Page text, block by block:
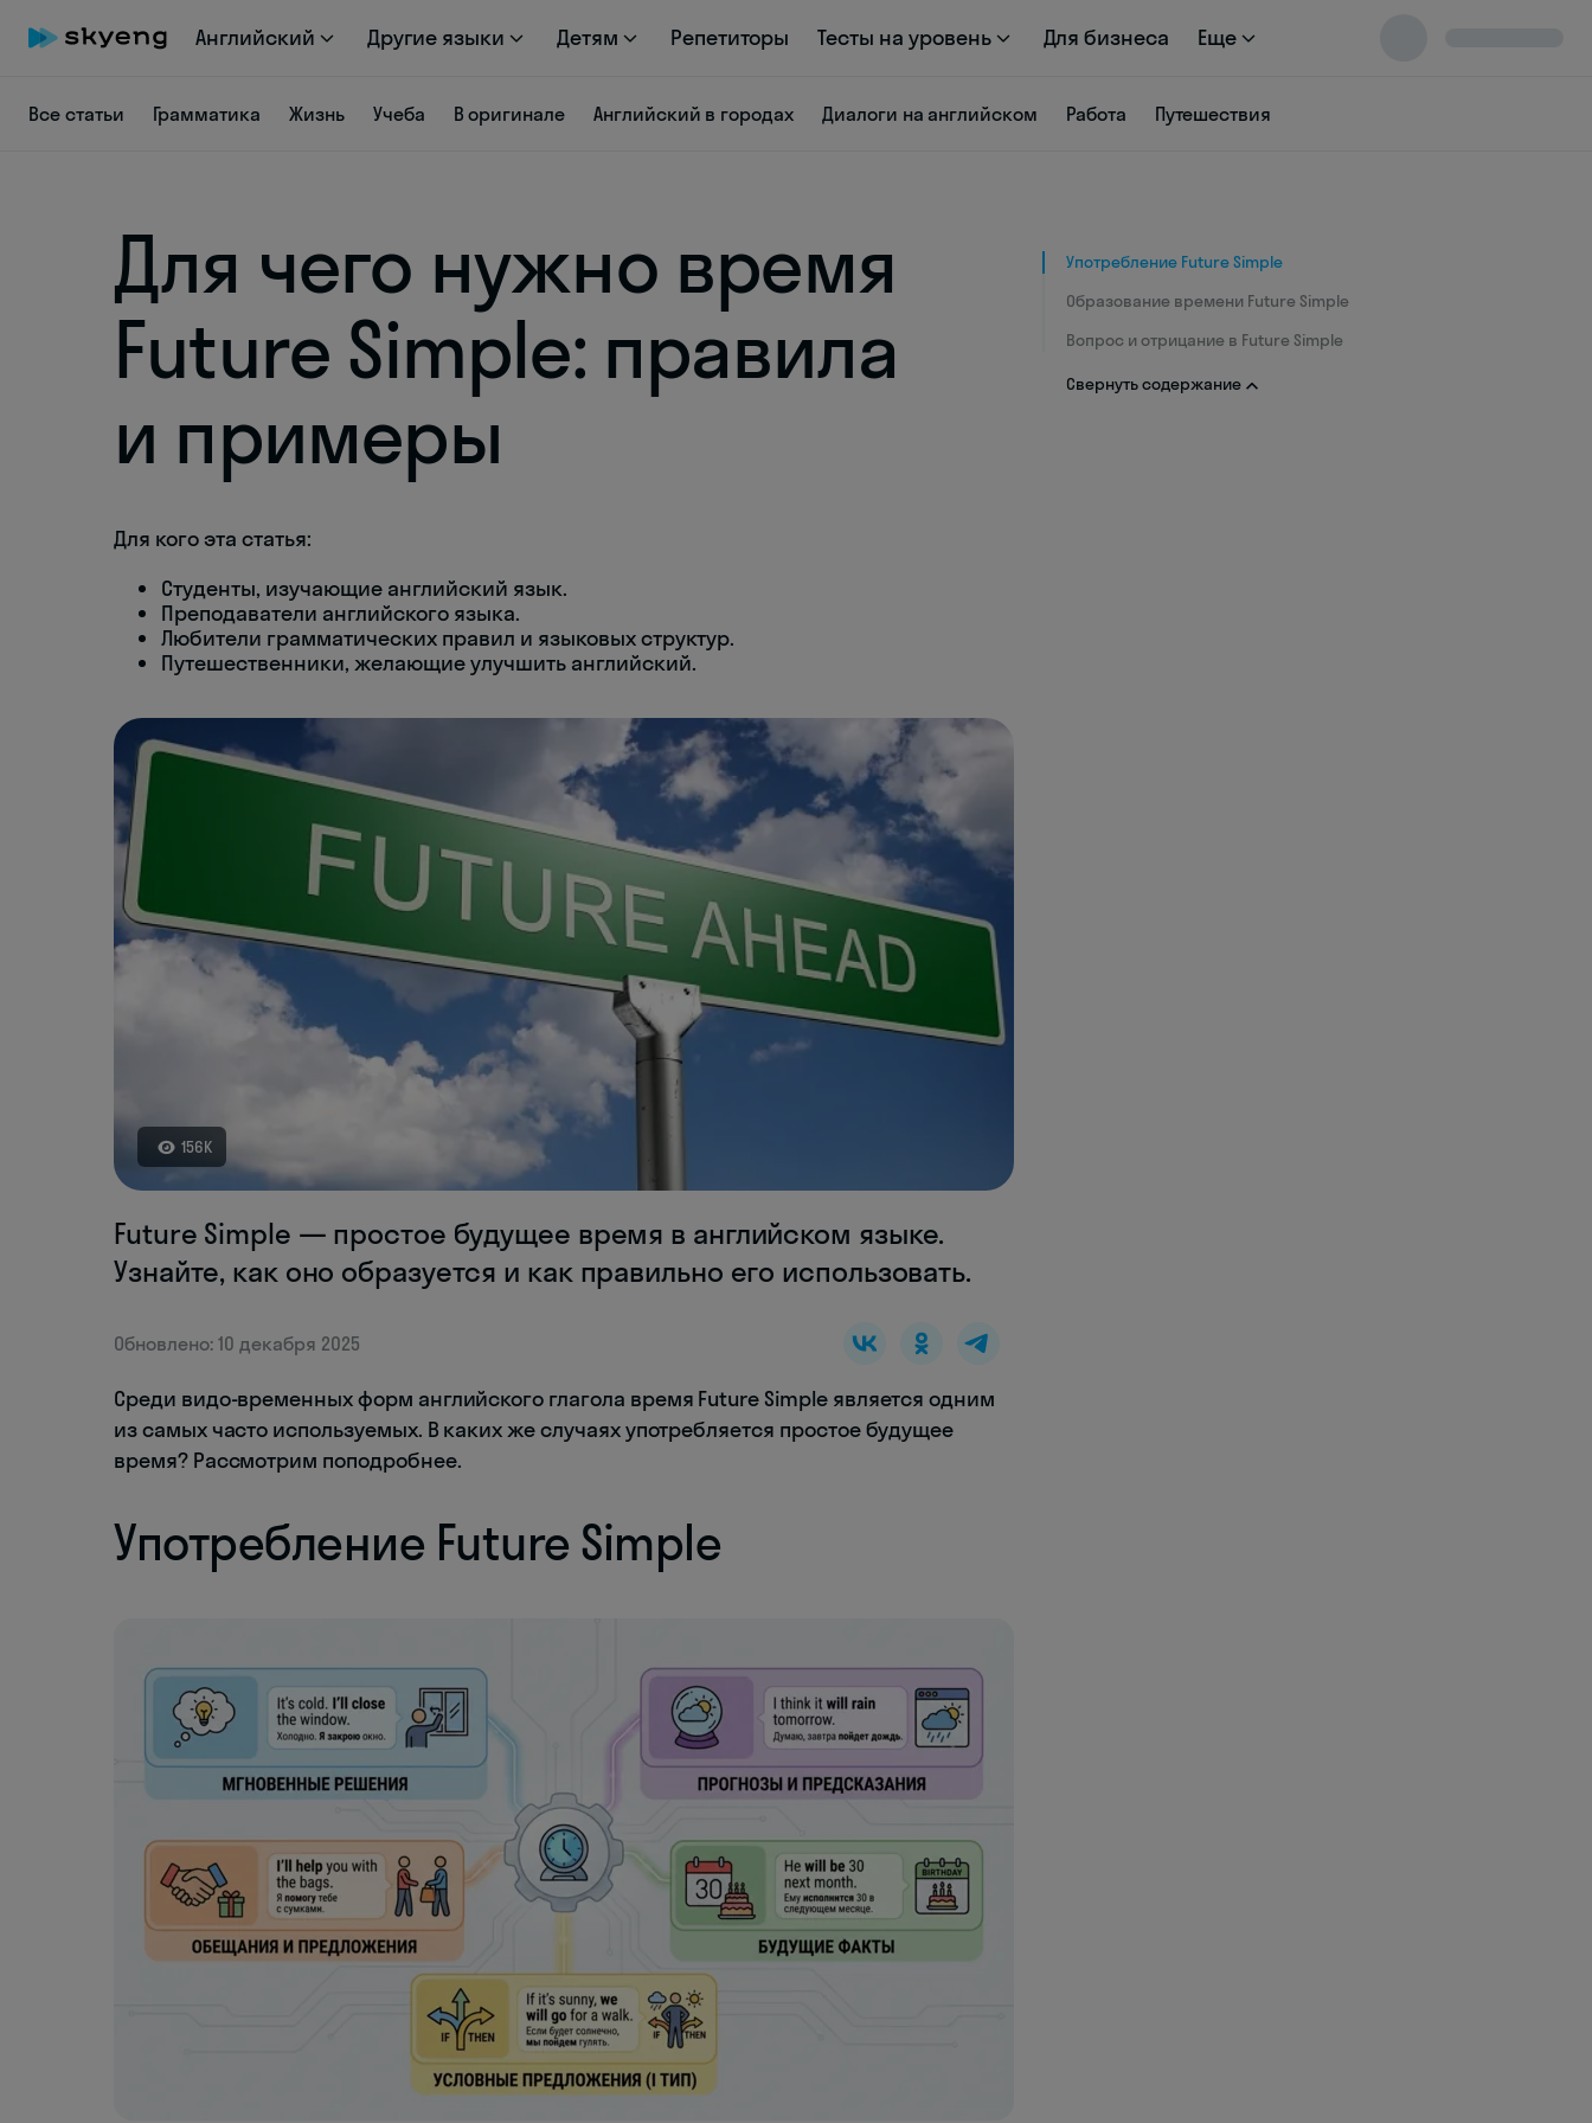
Английский Другие языки Детям Репетиторы Тесты на уровень Для бизнеса Еще
Все статьи Грамматика Жизнь Учеба В оригинале Английский в городах Диалоги на английском Работа Путешествия
Для чего нужно время
Future Simple: правила
и примеры
Для кого эта статья:
Студенты, изучающие английский язык.
Преподаватели английского языка.
Любители грамматических правил и языковых структур.
Путешественники, желающие улучшить английский.
156K
Future Simple — простое будущее время в английском языке.
Узнайте, как оно образуется и как правильно его использовать.
Обновлено: 10 декабря 2025
Среди видо-временных форм английского глагола время Future Simple является одним
из самых часто используемых. В каких же случаях употребляется простое будущее
время? Рассмотрим поподробнее.
Употребление Future Simple
Употребление Future Simple
Образование времени Future Simple
Вопрос и отрицание в Future Simple
Свернуть содержание